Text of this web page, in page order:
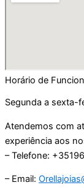
Horário de
Segunda a sexta-
Atendemos com
experiência aos
– Telefone:
– Email: